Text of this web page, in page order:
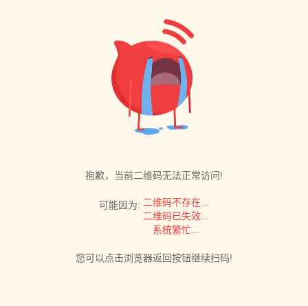
抱歉，当前二维码无法正常访问!
可能因为: 二维码不存在...
二维码已失效...
系统繁忙...
您可以点击浏览器返回按钮继续扫码!